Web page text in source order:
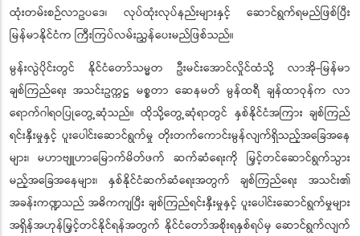
ထုံးတမ်းစဉ်လာဥပဒေ၊ လုပ်ထုံးလုပ်နည်းများနှင့် ဆောင်ရွက်ရမည်ဖြစ်ပြီး
မြန်မာနိုင်ငံက ကြီးကြပ်လမ်းညွှန်ပေးမည်ဖြစ်သည်။
မွန်းလွဲပိုင်းတွင် နိုင်ငံတော်သမ္မတ ဦးမင်းအောင်လှိုင်ထံသို့ လာအို-မြန်မာ
ချစ်ကြည်ရေး အသင်းဥက္ကဋ္ဌ မစ္စတာ ဆေနမတ် မွန်ထရီ ချန်ထာဝုန်က လာ
ရောက်ဂါရဝပြုတွေ့ဆုံသည်။ ထိုသို့တွေ့ဆုံရာတွင် နှစ်နိုင်ငံအကြား ချစ်ကြည်
ရင်းနှီးမှုနှင့် ပူးပေါင်းဆောင်ရွက်မှု တိုးတက်ကောင်းမွန်လျက်ရှိသည့်အခြေအနေ
များ၊ မဟာဗျူဟာမြောက်မိတ်ဖက် ဆက်ဆံရေးကို မြှင့်တင်ဆောင်ရွက်သွား
မည့်အခြေအနေများ၊ နှစ်နိုင်ငံဆက်ဆံရေးအတွက် ချစ်ကြည်ရေး အသင်း၏
အခန်းကဏ္ဍသည် အဓိကကျပြီး ချစ်ကြည်ရင်းနှီးမှုနှင့် ပူးပေါင်းဆောင်ရွက်မှုများ
အရှိန်အဟုန်မြှင့်တင်နိုင်ရန်အတွက် နိုင်ငံတော်အစိုးရနှစ်ရပ်မှ ဆောင်ရွက်လျက်